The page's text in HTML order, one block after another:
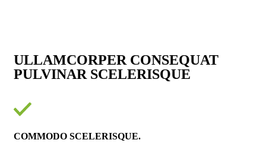
ULLAMCORPER CONSEQUAT
PULVINAR SCELERISQUE
COMMODO SCELERISQUE.